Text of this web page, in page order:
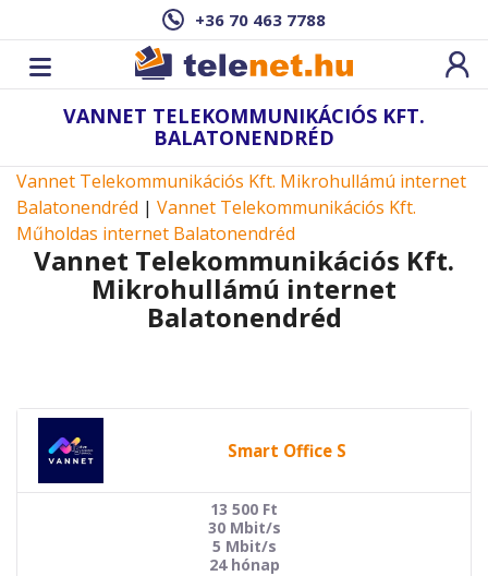
+36 70 463 7788
VANNET TELEKOMMUNIKÁCIÓS KFT.
BALATONENDRÉD
Vannet Telekommunikációs Kft. Mikrohullámú internet
Balatonendréd | Vannet Telekommunikációs Kft.
Műholdas internet Balatonendréd
Vannet Telekommunikációs Kft.
Mikrohullámú internet
Balatonendréd
Smart Office S
13 500 Ft
30 Mbit/s
5 Mbit/s
24 hónap